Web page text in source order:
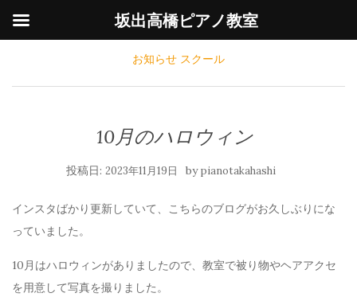
お知らせ スクール
10月のハロウィン
投稿日: 2023年11月19日 bypianotakahashi
インスタばかり更新していて、こちらのブログがお久しぶりにな
っていました。
10月はハロウィンがありましたので、教室で被り物やヘアアクセ
を用意して写真を撮りました。
坂出高橋ピアノ教室